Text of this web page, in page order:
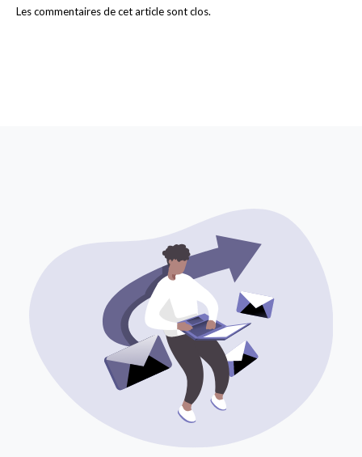
Les commentaires de cet article sont clos.